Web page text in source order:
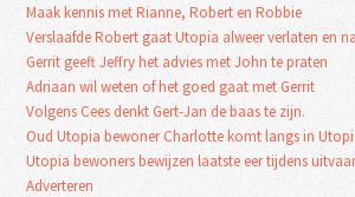
Maak kennis met Rianne, Robert en Robbie
Verslaafde Robert gaat Utopia alweer verlaten en
Gerrit geeft Jeffry het advies met John te praten
Adriaan wil weten of het goed gaat met Gerrit
Volgens Cees denkt Gert-Jan de baas te zijn.
Oud Utopia bewoner Charlotte komt langs in
Utopia bewoners bewijzen laatste eer tijdens
Adverteren